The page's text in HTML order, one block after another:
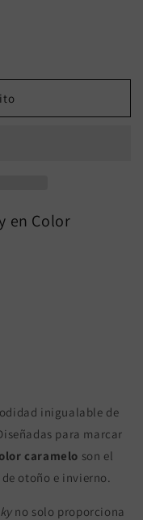
en Color
inigualable de
para marcar
caramelo son el
otoño e invierno.
no solo proporciona